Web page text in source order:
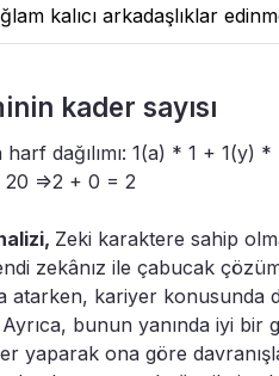
kalıcı arkadaşlıklar
kader sayısı
harf dağılımı: 1(a) * 1 +
20 =>2 + 0 = 2
Zeki karaktere sahip
zekânız ile çabucak
atarken, kariyer konusunda
bunun yanında iyi bir
yaparak ona göre